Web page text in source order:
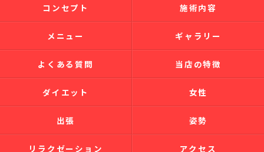
コンセプト 施術内容
メニュー ギャラリー
よくある質問 当店の特徴
ダイエット 女性
出張 姿勢
リラクゼーション アクセス